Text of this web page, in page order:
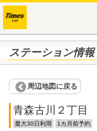
ステーション情報
周辺地図に戻る
青森古川２丁目
最大30日利用 1カ月前予約